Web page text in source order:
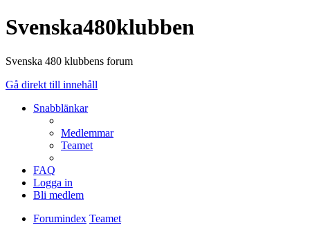
Svenska480klubben
Svenska 480 klubbens forum
Gå direkt till innehåll
Snabblänkar
Medlemmar
Teamet
FAQ
Logga in
Bli medlem
Forumindex Teamet